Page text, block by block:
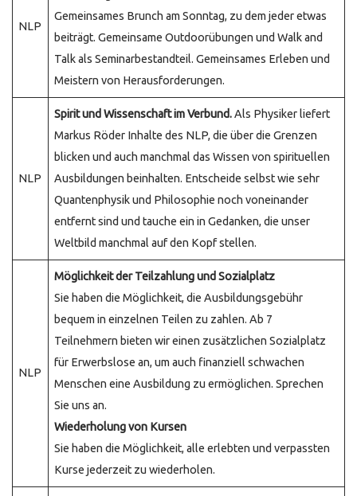
NLP
Gemeinsames Brunch am Sonntag, zu dem jeder etwas
beiträgt. Gemeinsame Outdoorübungen und Walk and
Talk als Seminarbestandteil. Gemeinsames Erleben und
Meistern von Herausforderungen.
NLP
Spirit und Wissenschaft im Verbund.Als Physiker liefert
Markus Röder Inhalte des NLP, die über die Grenzen
blicken und auch manchmal das Wissen von spirituellen
Ausbildungen beinhalten. Entscheide selbst wie sehr
Quantenphysik und Philosophie noch voneinander
entfernt sind und tauche ein in Gedanken, die unser
Weltbild manchmal auf den Kopf stellen.
NLP
Möglichkeit der Teilzahlung und Sozialplatz
Sie haben die Möglichkeit, die Ausbildungsgebühr
bequem in einzelnen Teilen zu zahlen. Ab 7
Teilnehmern bieten wir einen zusätzlichen Sozialplatz
für Erwerbslose an, um auch finanziell schwachen
Menschen eine Ausbildung zu ermöglichen. Sprechen
Sie uns an.
Wiederholung von Kursen
Sie haben die Möglichkeit, alle erlebten und verpassten
Kurse jederzeit zu wiederholen.